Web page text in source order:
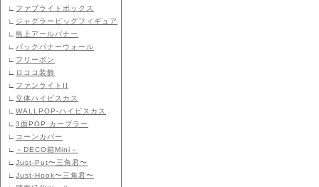
∟ ファブライトボックス
∟ ジャグラービッグフィギュア
∟ 島上アールバナー
∟ バックバナーウォール
∟ フリーボン
∟
ロココ装飾
∟ ファンライトII
∟ 立体ハイビスカス
∟ WALLPOP-ハイビスカス
∟ 3面POP カーブラー
∟ コーンカバー
∟
－DECO箱Mini－
∟ Just-Put〜三角君〜
∟ Just-Hook〜三角君〜